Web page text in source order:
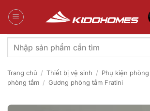
qua
Tìm
kiếm:
Trang chủ / Thiết bị vệ sinh / Phụ kiện phòng
phòng tắm / Gương phòng tắm Fratini